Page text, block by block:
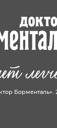
Борменталь».